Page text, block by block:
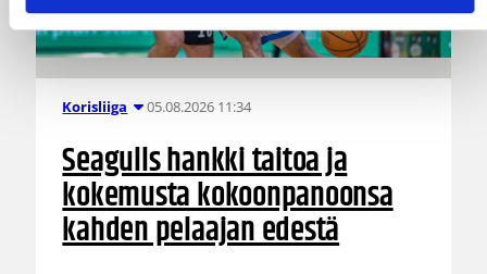
Korisliiga 05.08.2026 11:34
Seagulls hankki taitoa ja
kokemusta kokoonpanoonsa
kahden pelaajan edestä